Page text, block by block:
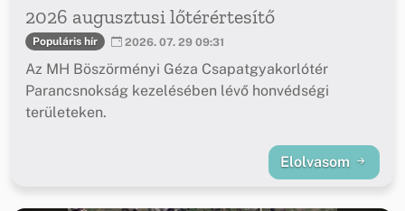
2026 augusztusi lőtérértesítő
Populáris hír 2026. 07. 29 09:31
Az MH Böszörményi Géza Csapatgyakorlótér
Parancsnokság kezelésében lévő honvédségi
területeken.
Elolvasom